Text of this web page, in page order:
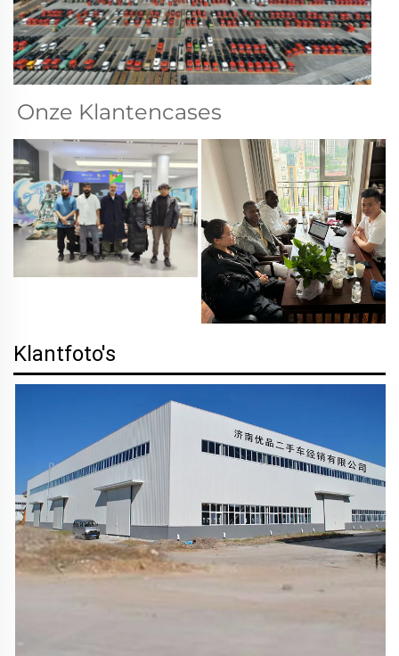
Onze Klantencases
Klantfoto's